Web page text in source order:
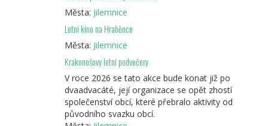
Města: Jilemnice
Letní kino na Hraběnce
Města: Jilemnice
Krakonošovy letní podvečery
V roce 2026 se tato akce bude konat již po
dvaadvacáté, její organizace se opět zhostí
společenství obcí, které přebralo aktivity od
původního svazku obcí.